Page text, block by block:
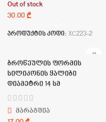
Out of stock
₾
პროდუქტის კოდი: XC223-2
ბროწეულის ფორმის
სილიკონის ყალიბი
დიამეტრი 14 სმ
მარაგშია